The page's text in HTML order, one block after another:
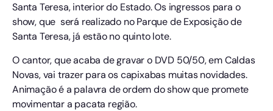
Santa Teresa, interior do Estado. Os ingressos para o
show, que será realizado no Parque de Exposição de
Santa Teresa, já estão no quinto lote.
O cantor, que acaba de gravar o DVD 50/50, em Caldas
Novas, vai trazer para os capixabas muitas novidades.
Animação é a palavra de ordem do show que promete
movimentar a pacata região.